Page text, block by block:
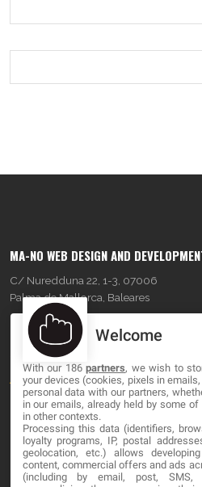
MA-NO WEB DESIGN AND
C/ Nuredduna 22, 1-3, 07006
Palma de Mallorca, Baleares
OUR COMPANY
About
Blog
Contact
LEGAL
Welcome
With our 186partners, we wish to
your devices (cookies, pixels in
personal data with our partners,
in our emails, already held by some
in other contexts.
Processing this data (identifiers,
loyalty programs, IP, postal
geolocation, etc.) allows
content, commercial offers and ads
(including by email, post, SMS,